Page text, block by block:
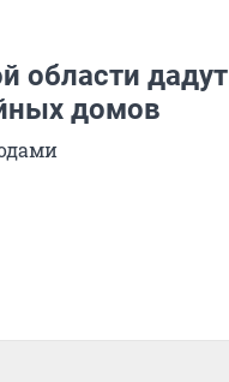
области дадут
домов